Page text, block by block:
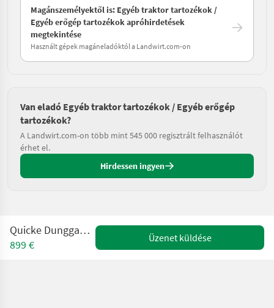
Magánszemélyektől is: Egyéb traktor tartozékok /
Egyéb erőgép tartozékok apróhirdetések
megtekintése
Használt gépek magáneladóktól a Landwirt.com-on
Van eladó Egyéb traktor tartozékok / Egyéb erőgép
tartozékok?
A Landwirt.com-on több mint 545 000 regisztrált felhasználót
érhet el.
Hirdessen ingyen
Quicke Dunggabel M+ 1,50 m
899 €
Üzenet küldése